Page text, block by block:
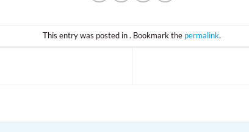
This entry was posted in . Bookmark the permalink.